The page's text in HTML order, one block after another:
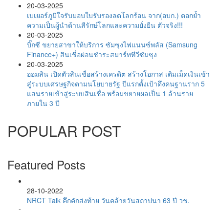
20-03-2025
เบเยอร์ภูมิใจรับมอบใบรับรองลดโลกร้อน จาก(อบก.) ตอกย้ำ
ความเป็นผู้นำด้านสีรักษ์โลกและความยั่งยืน ตัวจริง!!!
20-03-2025
บิ๊กซี ขยายสาขาให้บริการ ซัมซุงไฟแนนซ์พลัส (Samsung
Finance+) สินเชื่อผ่อนชำระสมาร์ททีวีซัมซุง
20-03-2025
ออมสิน เปิดตัวสินเชื่อสร้างเครดิต สร้างโอกาส เติมเม็ดเงินเข้า
สู่ระบบเศรษฐกิจตามนโยบายรัฐ ปีแรกตั้งเป้าดึงคนฐานราก 5
แสนรายเข้าสู่ระบบสินเชื่อ พร้อมขยายผลเป็น 1 ล้านราย
ภายใน 3 ปี
POPULAR POST
Featured Posts
28-10-2022
NRCT Talk คึกคักส่งท้าย วันคล้ายวันสถาปนา 63 ปี วช.